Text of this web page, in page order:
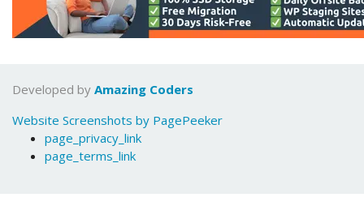
Developed by Amazing Coders
Website Screenshots by PagePeeker
page_privacy_link
page_terms_link